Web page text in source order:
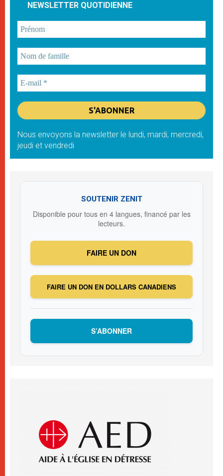
NEWSLETTER QUOTIDIENNE
Nous envoyons la newsletter le lundi, mardi, mercredi,
jeudi et vendredi
SOUTENIR ZENIT
Disponible pour tous en 4 langues, financé par les
lecteurs.
FAIRE UN DON
FAIRE UN DON EN DOLLARS CANADIENS
S’ABONNER